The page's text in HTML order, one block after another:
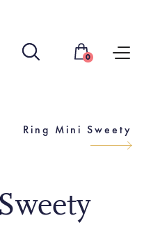
0
Ring Mini Sweety